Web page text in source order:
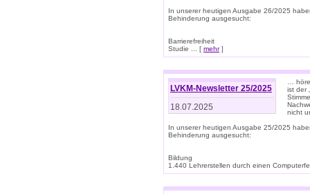
In unserer heutigen Ausgabe 26/2025
Behinderung ausgesucht:
Barrierefreiheit
Studie ... [ mehr]
LVKM-Newsletter 25/2025
18.07.2025
…
ist der
nicht
In unserer heutigen Ausgabe 25/2025
Behinderung ausgesucht:
Bildung
1.440 Lehrerstellen durch einen